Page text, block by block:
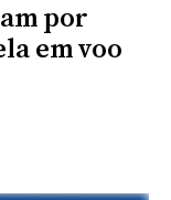
por
em voo